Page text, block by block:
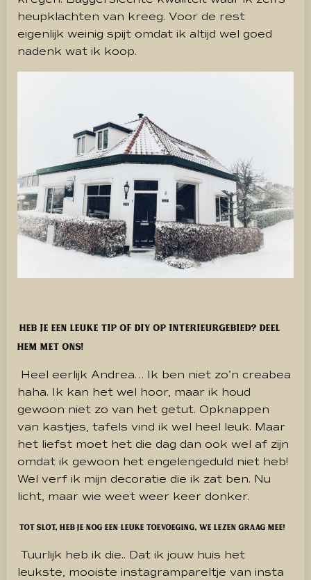
heupklachten van kreeg. Voor de rest
eigenlijk weinig spijt omdat ik altijd wel goed
nadenk wat ik koop.
Heb je een leuke tip of DIY op interieurgebied? Deel
hem met ons!
Heel eerlijk Andrea… Ik ben niet zo’n creabea
haha. Ik kan het wel hoor, maar ik houd
gewoon niet zo van het getut. Opknappen
van kastjes, tafels vind ik wel heel leuk. Maar
het liefst moet het die dag dan ook wel af zijn
omdat ik gewoon het engelengeduld niet heb!
Wel verf ik mijn decoratie die ik zat ben. Nu
licht, maar wie weet weer keer donker.
Tot slot, heb je nog een leuke toevoeging, we lezen graag mee!
Tuurlijk heb ik die.. Dat ik jouw huis het
leukste, mooiste instagrampareltje van insta